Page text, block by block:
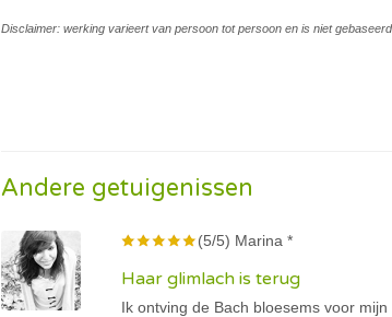
Disclaimer: werking varieert van persoon tot persoon en is niet
Andere getuigenissen
(5/5) Marina *
Haar glimlach is terug
Ik ontving de Bach bloesems voor